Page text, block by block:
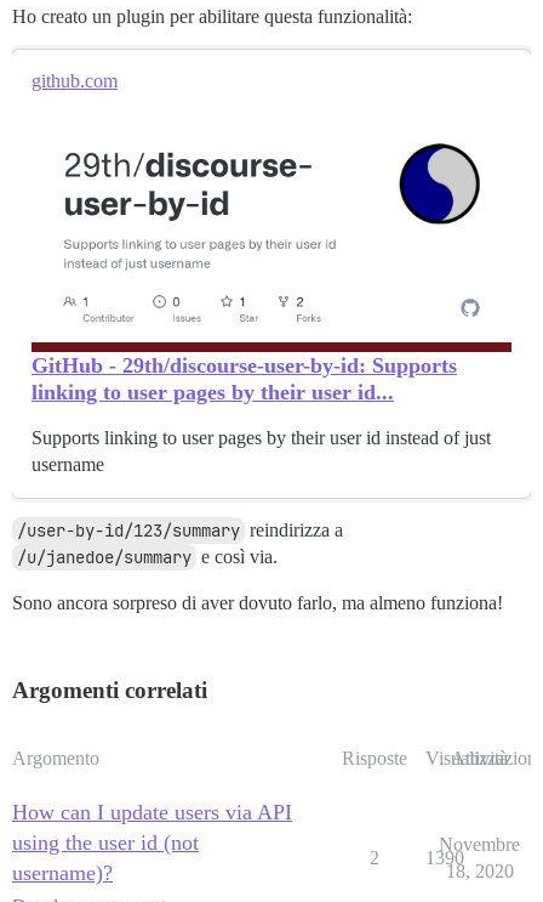
Ho creato un plugin per abilitare questa funzionalità:
github.com
GitHub - 29th/discourse-user-by-id: Supports
linking to user pages by their user id...
Supports linking to user pages by their user id instead of just
username
/user-by-id/123/summary reindirizza a
/u/janedoe/summary e così via.
Sono ancora sorpreso di aver dovuto farlo, ma almeno funziona!
Argomenti correlati
Argomento Risposte Visualizzazioni
Attività
How can I update users via API
using the user id (not
username)?
2 1390
Novembre
18, 2020